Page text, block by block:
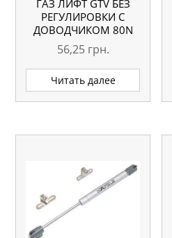
ГАЗ ЛИФТ GTV БЕЗ
РЕГУЛИРОВКИ С
ДОВОДЧИКОМ 80N
56,25 грн.
Читать далее